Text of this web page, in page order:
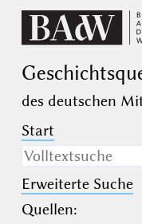
des deutschen
Start
Nur in
suchen
Erweiterte Suche
Quellen: